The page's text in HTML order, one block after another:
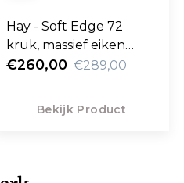
Hay - Soft Edge 72
kruk, massief eiken
poten
€260,00 €289,00
Bekijk Product